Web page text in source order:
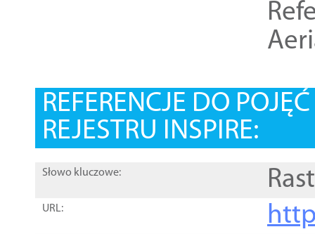
REFERENCJE DO
REJESTRU INSPIRE:
Słowo kluczowe:
URL: